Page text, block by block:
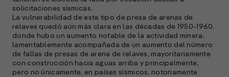
solicitaciones sísmicas.
La vulnerabilidad de este tipo de presa de arenas de
relaves quedó aún más clara en las décadas de 1950-1960,
donde hubo un aumento notable de la actividad minera,
lamentablemente acompañada de un aumento del número
de fallas de presas de arena de relaves, mayoritariamente
con construcción hacia aguas arriba y principalmente,
pero no únicamente, en países sísmicos, notoriamente